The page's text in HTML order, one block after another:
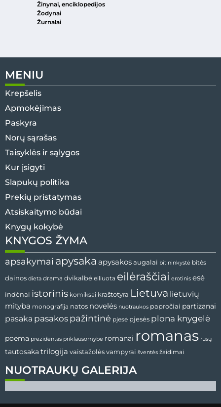
Žinynai, enciklopedijos
Žodynai
Žurnalai
MENIU
Krepšelis
Apmokėjimas
Paskyra
Norų sąrašas
Taisyklės ir sąlygos
Kur įsigyti
Slapukų politika
Prekių pristatymas
Atsiskaitymo būdai
Knygų kokybė
NUOTRAUKŲ GALERIJA
KNYGOS ŽYMA
apsakymai apysaka apysakos augalai bitininkystė bitės
dainos dieta drama dvikalbė eiliuota eilėraščiai erotinis esė
indėnai istorinis komiksai kraštotyra Lietuva lietuvių
mityba monografija natos novelės nuotraukos papročiai partizanai
pasaka pasakos pažintinė pjesė pjesės plona knygelė
poema prezidentas priklausomybė romanai romanas rusų
tautosaka trilogija vaistažolėsvampyrai šventės žaidimai